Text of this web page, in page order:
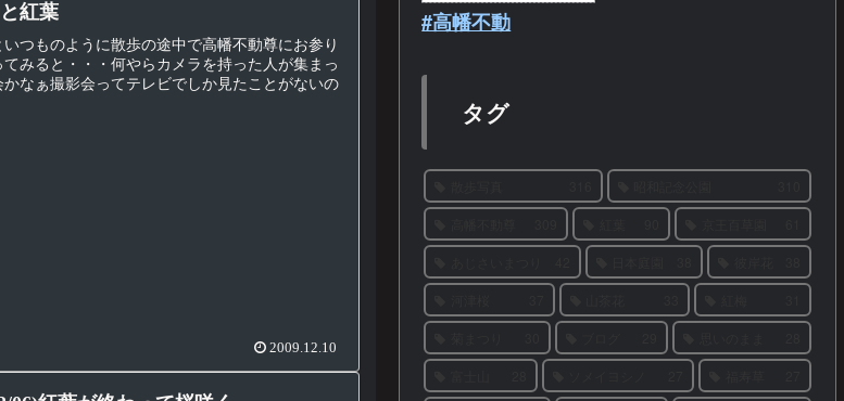
紅葉
つものように散歩の途中で高幡不動尊にお参り
みると・・・何やらカメラを持った人が集まっ
なぁ撮影会ってテレビでしか見たことがないの
2009.12.10
#高幡不動
タグ